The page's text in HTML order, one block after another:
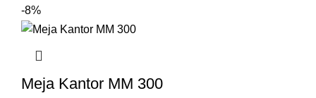
-8%
Meja Kantor MM 300